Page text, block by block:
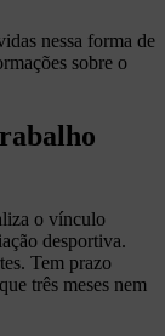
nessa forma de
sobre o
o vínculo
desportiva.
Tem prazo
três meses nem